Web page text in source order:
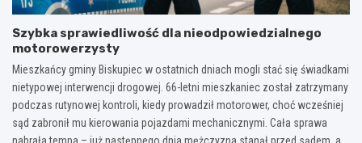
Szybka sprawiedliwość dla nieodpowiedzialnego
motorowerzysty
Mieszkańcy gminy Biskupiec w ostatnich dniach mogli stać się świadkami
nietypowej interwencji drogowej. 66-letni mieszkaniec został zatrzymany
podczas rutynowej kontroli, kiedy prowadził motorower, choć wcześniej
sąd zabronił mu kierowania pojazdami mechanicznymi. Cała sprawa
nabrała tempa – już następnego dnia mężczyzna stanął przed sądem, a